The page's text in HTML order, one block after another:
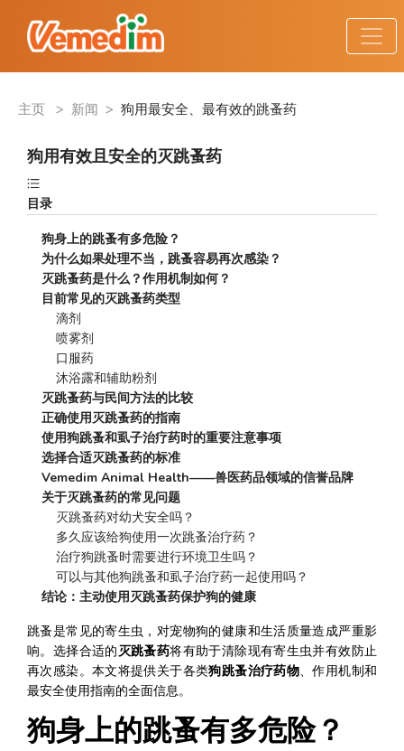
主页 > 新闻 > 狗用最安全、最有效的跳蚤药
狗用有效且安全的灭跳蚤药
目录
狗身上的跳蚤有多危险？
为什么如果处理不当，跳蚤容易再次感染？
灭跳蚤药是什么？作用机制如何？
目前常见的灭跳蚤药类型
滴剂
喷雾剂
口服药
沐浴露和辅助粉剂
灭跳蚤药与民间方法的比较
正确使用灭跳蚤药的指南
使用狗跳蚤和虱子治疗药时的重要注意事项
选择合适灭跳蚤药的标准
Vemedim Animal Health——兽医药品领域的信誉品牌
关于灭跳蚤药的常见问题
灭跳蚤药对幼犬安全吗？
多久应该给狗使用一次跳蚤治疗药？
治疗狗跳蚤时需要进行环境卫生吗？
可以与其他狗跳蚤和虱子治疗药一起使用吗？
结论：主动使用灭跳蚤药保护狗的健康
跳蚤是常见的寄生虫，对宠物狗的健康和生活质量造成严重影
响。选择合适的灭跳蚤药将有助于清除现有寄生虫并有效防止
再次感染。本文将提供关于各类狗跳蚤治疗药物、作用机制和
最安全使用指南的全面信息。
狗身上的跳蚤有多危险？